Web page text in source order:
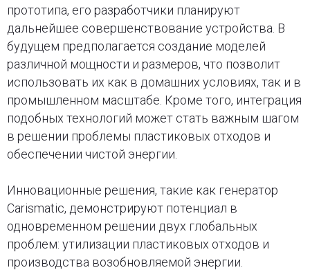
прототипа, его разработчики планируют
дальнейшее совершенствование устройства. В
будущем предполагается создание моделей
различной мощности и размеров, что позволит
использовать их как в домашних условиях, так и в
промышленном масштабе. Кроме того, интеграция
подобных технологий может стать важным шагом
в решении проблемы пластиковых отходов и
обеспечении чистой энергии.
Инновационные решения, такие как генератор
Carismatic, демонстрируют потенциал в
одновременном решении двух глобальных
проблем: утилизации пластиковых отходов и
производства возобновляемой энергии.